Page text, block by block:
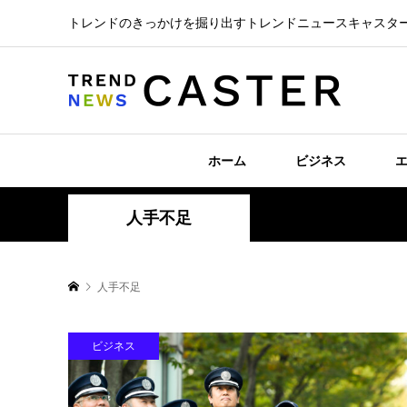
トレンドのきっかけを掘り出すトレンドニュースキャスタ
ホーム ビジネス
人手不足
人手不足
ビジネス